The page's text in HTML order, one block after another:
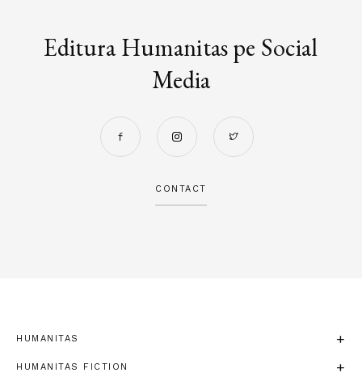
Editura Humanitas pe Social
Media
CONTACT
HUMANITAS
HUMANITAS FICTION